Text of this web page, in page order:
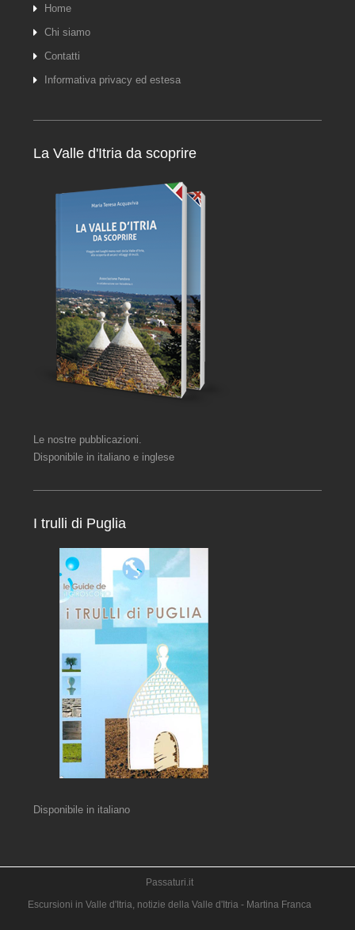
Home
Chi siamo
Contatti
Informativa privacy ed estesa
La Valle d'Itria da scoprire
Le nostre pubblicazioni.
Disponibile in italiano e inglese
I trulli di Puglia
Disponibile in italiano
Passaturi.it
Escursioni in Valle d'Itria, notizie della Valle d'Itria - Martina Franca